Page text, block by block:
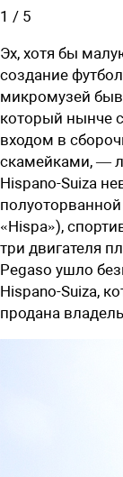
1 / 5
Эх, хотя бы
создание
микромузей
который нынче
входом в
скамейками, —
Hispano-Suiza
«Hispa»),
три двигателя
Pegaso ушло
Hispano-Suiza,
продана